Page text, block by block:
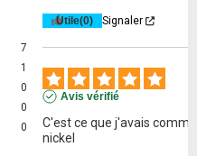
7
1
0
0
0
Utile(0) Signaler
Avis vérifié
C'est ce que j'avais
nickel